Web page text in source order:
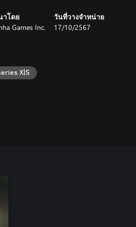
โดย
Games Inc.
วันที่วางจำหน่าย
17/10/2567
X|S